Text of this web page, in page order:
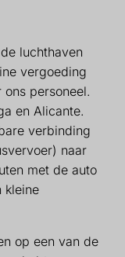
luchthaven
vergoeding
personeel.
en Alicante.
verbinding
naar
met de auto
kleine
op een van de